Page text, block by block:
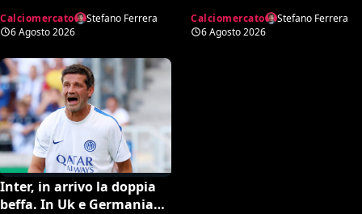
uscita
Calciomercato
Stefano Ferrera
6 Agosto 2026
Calciomercato
Stefano Ferrera
6 Agosto 2026
Inter, in arrivo la doppia
beffa. In Uk e Germania